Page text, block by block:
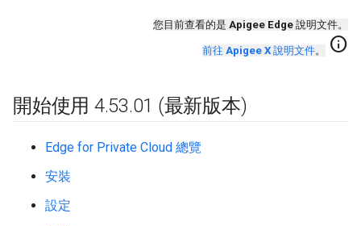
您目前查看的是 Apigee Edge 說明文件。
前往 Apigee X 說明文件。 info
開始使用 4.53.01 (最新版本)
Edge for Private Cloud 總覽
安裝
設定